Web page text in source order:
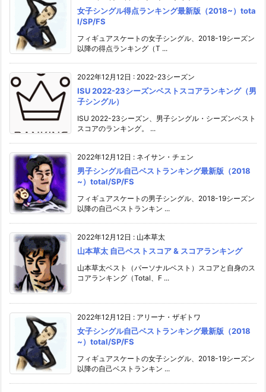
女子シングル得点ランキング最新版（2018~）tota
l/SP/FS
フィギュアスケートの女子シングル、2018-19シーズン
以降の得点ランキング（T ...
2022年12月12日 : 2022-23シーズン
ISU 2022-23シーズンベストスコアランキング（男
子シングル）
ISU 2022-23シーズン、男子シングル・シーズンベスト
スコアのランキング。 ...
2022年12月12日 : ネイサン・チェン
男子シングル自己ベストランキング最新版（2018
~）total/SP/FS
フィギュアスケートの男子シングル、2018-19シーズン
以降の自己ベストランキン ...
2022年12月12日 : 山本草太
山本草太 自己ベストスコア & スコアランキング
山本草太ベスト（パーソナルベスト）スコアと自身のス
コアランキング（Total、F ...
2022年12月12日 : アリーナ・ザギトワ
女子シングル自己ベストランキング最新版（2018
~）total/SP/FS
フィギュアスケートの女子シングル、2018-19シーズン
以降の自己ベストランキン ...